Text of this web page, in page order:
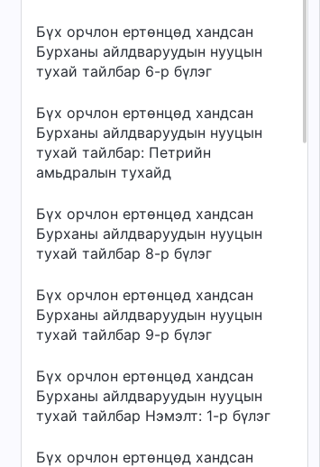
Бүх орчлон ертөнцөд хандсан
Бурханы айлдваруудын нууцын
тухай тайлбар 6-р бүлэг
Бүх орчлон ертөнцөд хандсан
Бурханы айлдваруудын нууцын
тухай тайлбар: Петрийн
амьдралын тухайд
Бүх орчлон ертөнцөд хандсан
Бурханы айлдваруудын нууцын
тухай тайлбар 8-р бүлэг
Бүх орчлон ертөнцөд хандсан
Бурханы айлдваруудын нууцын
тухай тайлбар 9-р бүлэг
Бүх орчлон ертөнцөд хандсан
Бурханы айлдваруудын нууцын
тухай тайлбар Нэмэлт: 1-р бүлэг
Бүх орчлон ертөнцөд хандсан